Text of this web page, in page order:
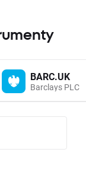
BARC.UK
Barclays PLC